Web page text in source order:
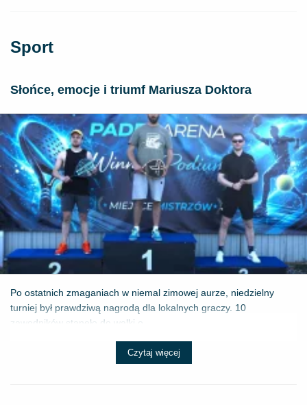
Sport
Słońce, emocje i triumf Mariusza Doktora
Po ostatnich zmaganiach w niemal zimowej aurze, niedzielny
turniej był prawdziwą nagrodą dla lokalnych graczy. 10
zawodników stanęło do walki o ...
Czytaj więcej